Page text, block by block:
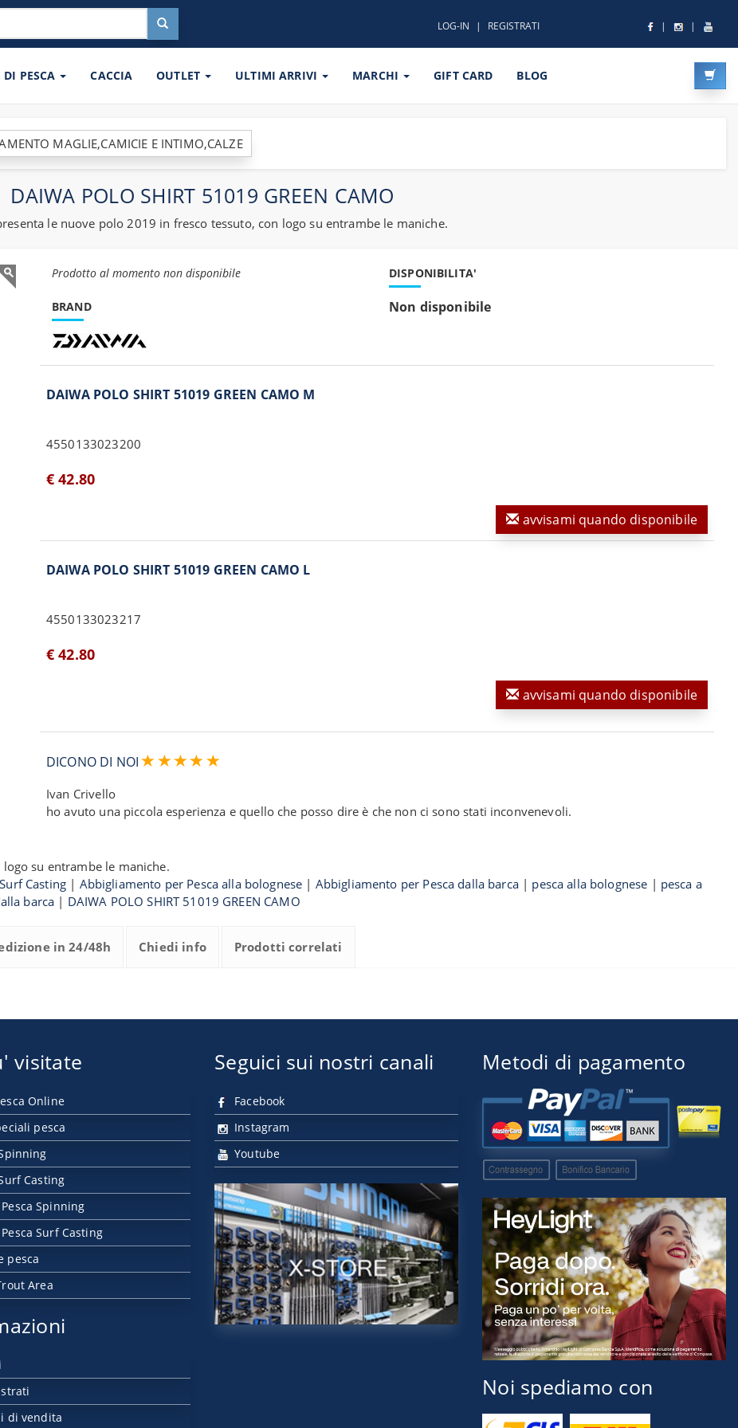
LOG-IN REGISTRATI
DI PESCA CACCIA OUTLET ULTIMI ARRIVI MARCHI GIFT CARD BLOG
MAGLIE,CAMICIE E INTIMO,CALZE
DAIWA POLO SHIRT 51019 GREEN CAMO
le nuove polo 2019 in fresco tessuto, con logo su entrambe le maniche.
Prodotto al momento non disponibile
BRAND
DISPONIBILITA'
Non disponibile
DAIWA POLO SHIRT 51019 GREEN CAMO M
4550133023200
€ 42.80
avvisami quando disponibile
DAIWA POLO SHIRT 51019 GREEN CAMO L
4550133023217
€ 42.80
avvisami quando disponibile
DICONO DI NOI
Ivan Crivello
ho avuto una piccola esperienza e quello che posso dire è che non ci sono stati inconvenevoli.
su entrambe le maniche.
Casting | Abbigliamento per Pesca alla bolognese | Abbigliamento per Pesca dalla barca| pesca alla bolognese | pesca a
barca | DAIWA POLO SHIRT 51019 GREEN CAMO
in 24/48h Chiedi info Prodotti correlati
visitate
Online
pesca
Casting
Spinning
Surf Casting
pesca
Area
di vendita
Seguici sui nostri canali
Facebook
Instagram
Youtube
Metodi di pagamento
Noi spediamo con